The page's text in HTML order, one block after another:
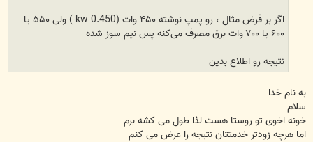
اگر بر فرض مثال ، رو پمپ نوشته ۴۵۰ وات (0.450 kw ) ولی ۵۵۰ یا
۶۰۰ یا ۷۰۰ وات برق مصرف می‌کنه پس نیم سوز شده
نتیجه رو اطلاع بدین
به نام خدا
سلام
خونه اخوی تو روستا هست لذا طول می کشه برم
اما هرچه زودتر خدمتتان نتیجه را عرض می کنم